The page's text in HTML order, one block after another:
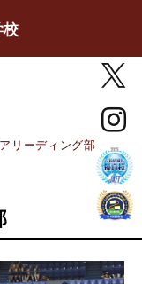
校
リーディング部